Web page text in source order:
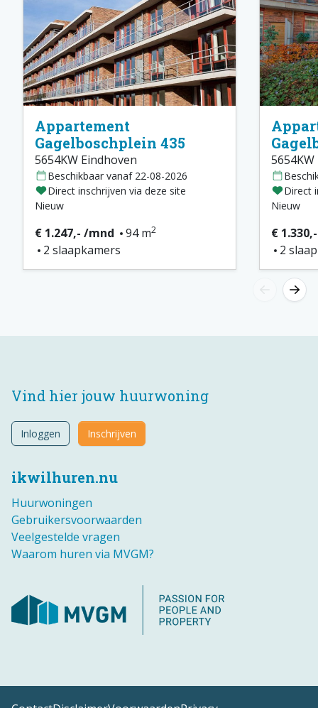
Appartement
Gagelboschplein 435
5654KW Eindhoven
Beschikbaar vanaf 22-08-2026
Direct inschrijven via deze site
Nieuw
€ 1.247,- /mnd 94 m2
2 slaapkamers
Direct
Nieuw
€
2
ikwilhuren.nu
Huurwoningen
Gebruikersvoorwaarden
Veelgestelde vragen
Waarom huren via MVGM?
Vind hier jouw huurwoning
Inloggen Inschrijven